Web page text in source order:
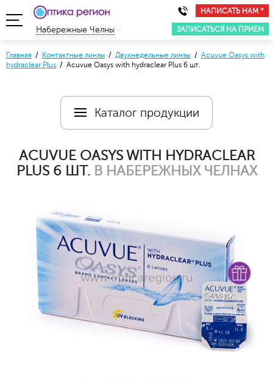
НАПИСАТЬ НАМ *
ЗАПИСАТЬСЯ НА ПРИЕМ
Набережные Челны
Главная / Контактные линзы / Двухнедельные линзы / Acuvue Oasys with
hydraclear Plus / Acuvue Oasys with hydraclear Plus 6 шт.
Каталог продукции
ACUVUE OASYS WITH HYDRACLEAR
PLUS 6 ШТ.В НАБЕРЕЖНЫХ ЧЕЛНАХ